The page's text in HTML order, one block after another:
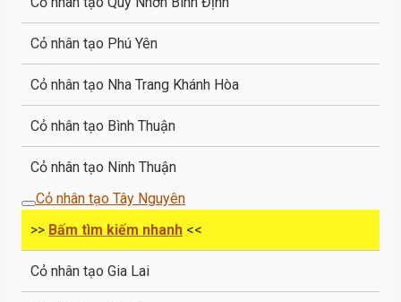
Cỏ nhân tạo Phú Yên
Cỏ nhân tạo Nha Trang Khánh Hòa
Cỏ nhân tạo Bình Thuận
Cỏ nhân tạo Ninh Thuận
Cỏ nhân tạo Tây Nguyên
>> Bấm tìm kiếm nhanh <<
Cỏ nhân tạo Gia Lai